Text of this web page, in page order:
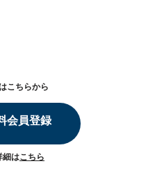
こちらから
会員登録
細はこちら